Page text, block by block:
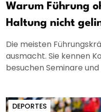
Warum Führung
Haltung nicht
Die meisten
ausmacht. Sie kennen
besuchen Seminare
DEPORTES